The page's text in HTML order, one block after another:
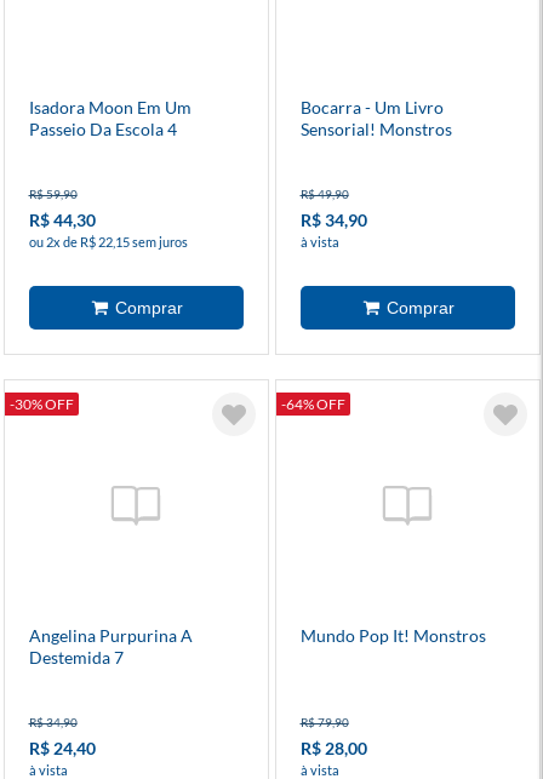
Isadora Moon Em Um
Passeio Da Escola 4
R$ 59,90
R$ 44,30
ou 2x de R$ 22,15 sem juros
Bocarra - Um Livro
Sensorial! Monstros
R$ 49,90
R$ 34,90
à vista
-30% OFF
Angelina Purpurina A
Destemida 7
R$ 34,90
R$ 24,40
à vista
-64% OFF
Mundo Pop It! Monstros
R$ 79,90
R$ 28,00
à vista